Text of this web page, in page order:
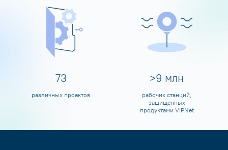
80
различных проектов
>10 млн
рабочих станций,
защищенных
продуктами ViPNet